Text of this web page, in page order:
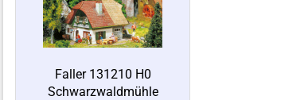
Faller 131210 H0
Schwarzwaldmühle